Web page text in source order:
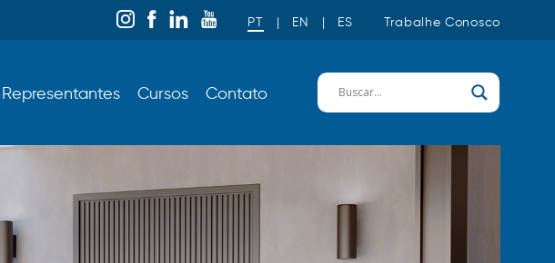
PT | EN | ES Trabalhe Conosco
Representantes Cursos Contato